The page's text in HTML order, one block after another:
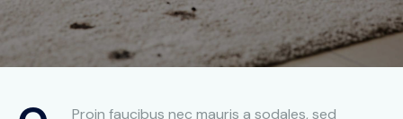
Proin faucibus nec mauris a sodales, sed